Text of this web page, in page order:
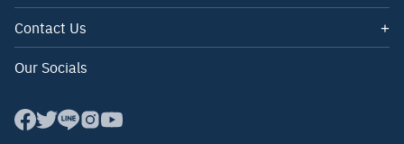
Quotations
About Us
Contact Us
Email: contact@roof.co.th
Tel: 085-347-1140
Our Socials